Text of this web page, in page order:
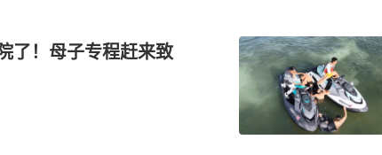
了！母子专程赶来致